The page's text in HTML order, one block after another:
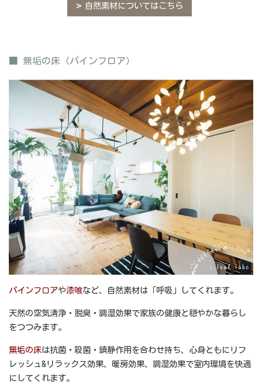
自然素材についてはこちら
■ 無垢の床（パインフロア）
パインフロアや漆喰など、自然素材は「呼吸」してくれます。
天然の空気清浄・脱臭・調湿効果で家族の健康と穏やかな暮らし
をつつみます。
無垢の床は抗菌・殺菌・鎮静作用を合わせ持ち、心身ともにリフ
レッシュ&リラックス効果、暖房効果、調湿効果で室内環境を快適
にしてくれます。